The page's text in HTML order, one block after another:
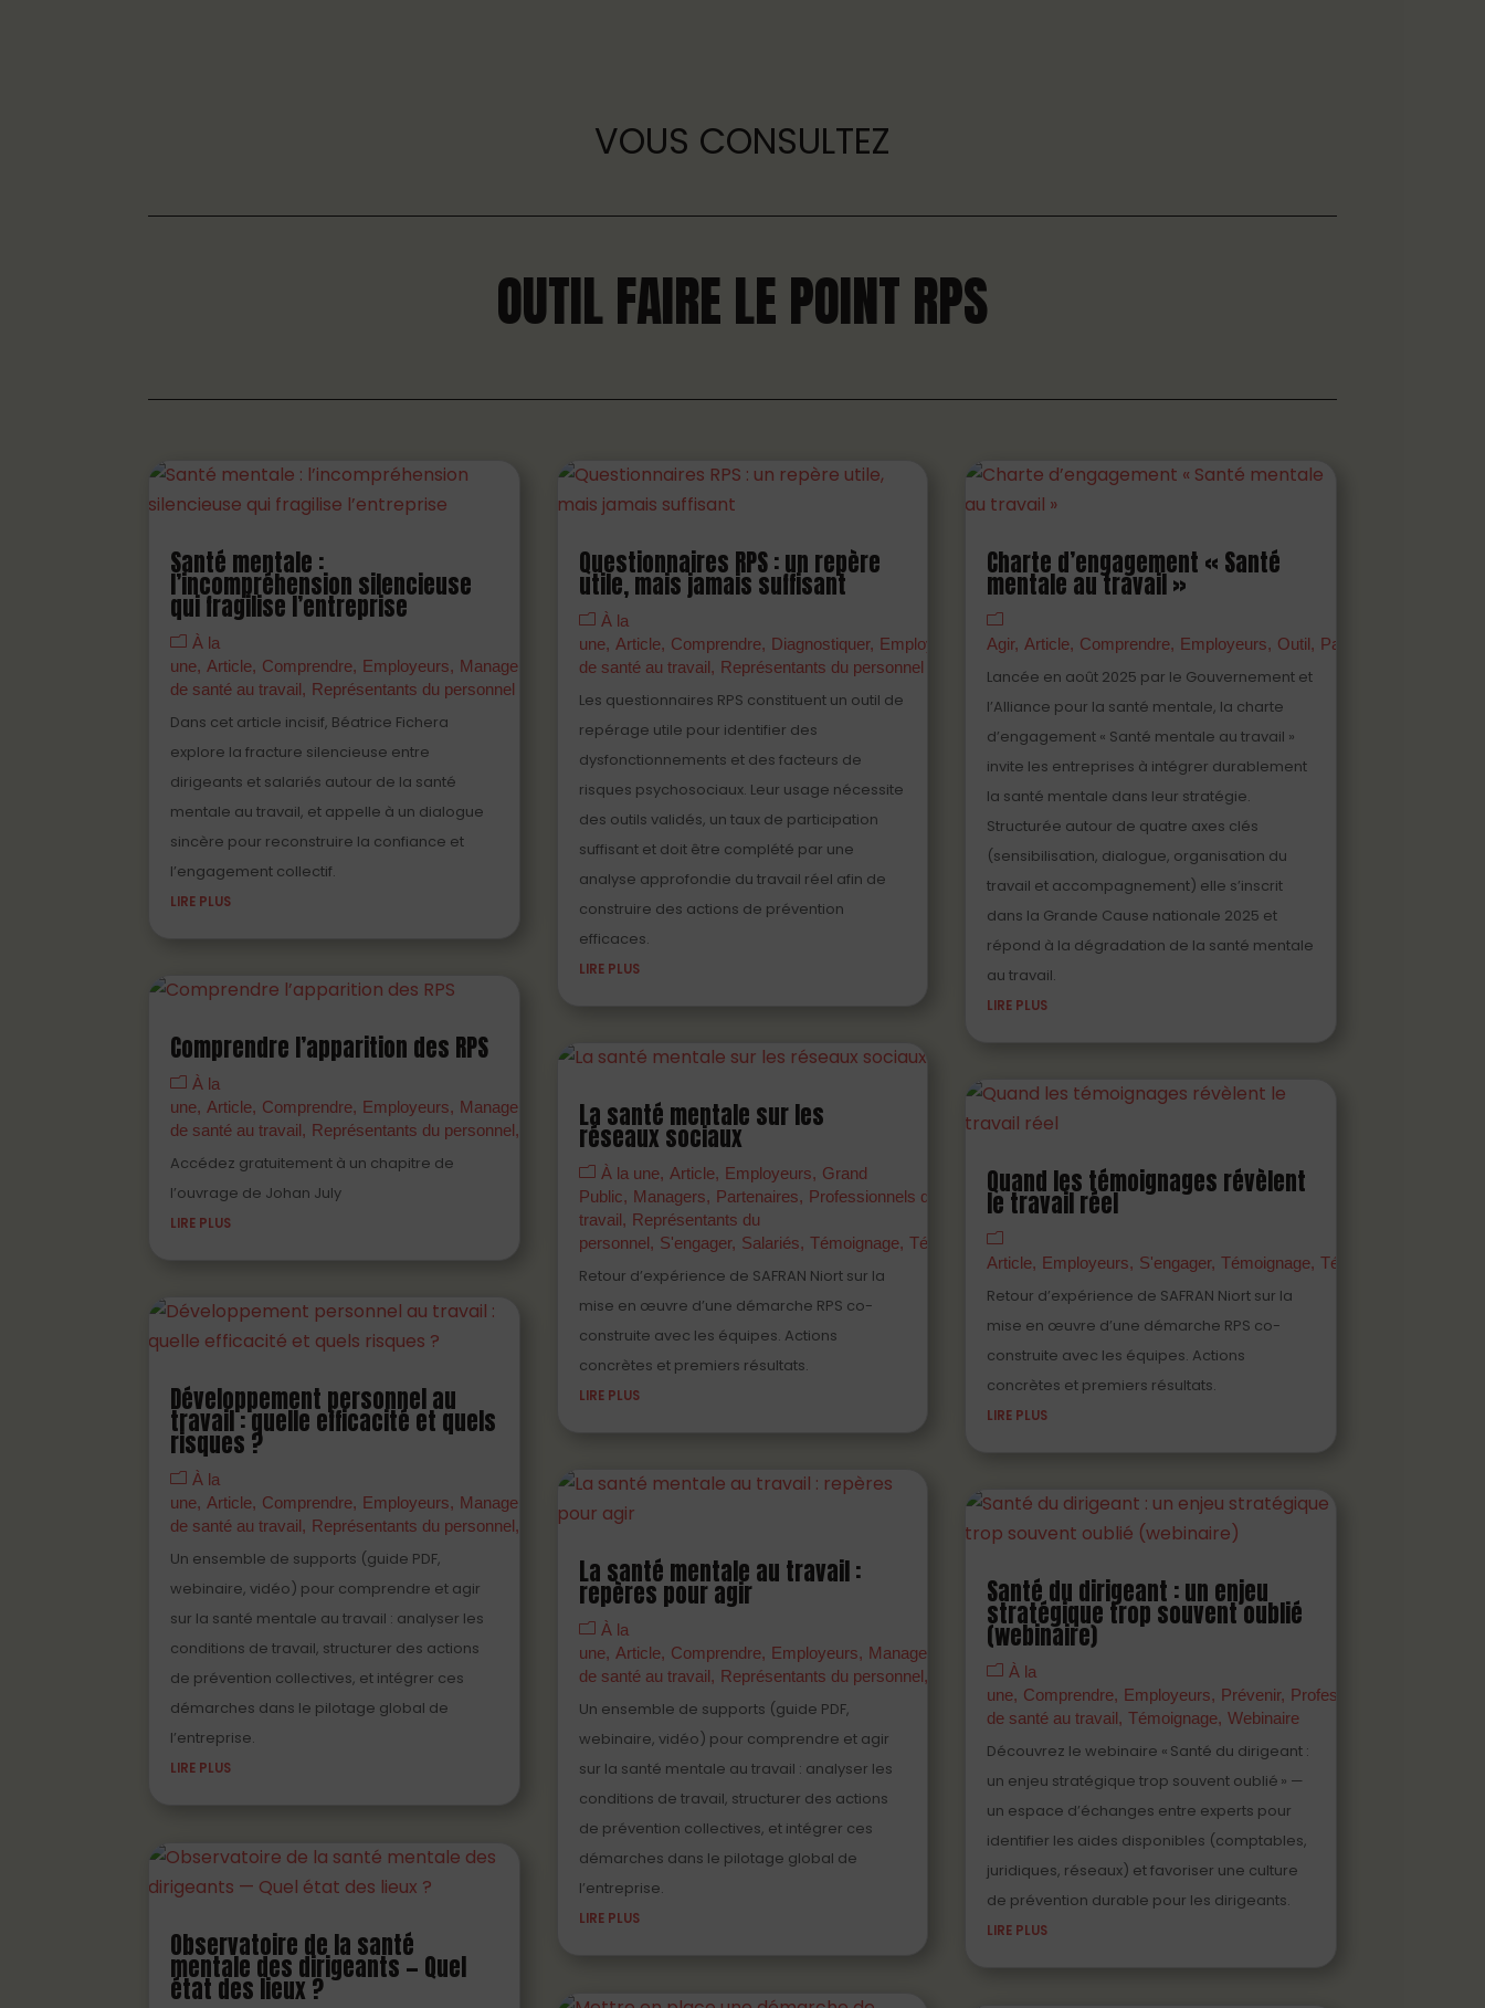
VOUS CONSULTEZ
OUTIL FAIRE LE POINT RPS
Santé mentale :
l’incompréhension silencieuse
qui fragilise l’entreprise
À la
une Article Comprendre Employeurs Managers Partenaires Prévenir
Professionnels
de santé au travail
Représentants du personnel
Dans cet article incisif, Béatrice Fichera
explore la fracture silencieuse entre
dirigeants et salariés autour de la santé
mentale au travail, et appelle à un dialogue
sincère pour reconstruire la confiance et
l’engagement collectif.
LIRE PLUS
Comprendre l’apparition des RPS
À la
une Article Comprendre Employeurs Managers Partenaires PDF Prévenir Professionnels
de santé au travail
Représentants du personnel Témoignage Webinaire
Accédez gratuitement à un chapitre de
l’ouvrage de Johan July
LIRE PLUS
Développement personnel au
travail : quelle efficacité et quels
risques ?
À la
une Article Comprendre Employeurs Managers Partenaires
de santé au travail
Représentants du personnel Salariés
Un ensemble de supports (guide PDF,
webinaire, vidéo) pour comprendre et agir
sur la santé mentale au travail : analyser les
conditions de travail, structurer des actions
de prévention collectives, et intégrer ces
démarches dans le pilotage global de
l’entreprise.
LIRE PLUS
Observatoire de la santé
mentale des dirigeants — Quel
état des lieux ?
Questionnaires RPS : un repère
utile, mais jamais suffisant
À la
une
Article Comprendre Diagnostiquer Employeurs Managers Partenaires Prévenir Professionnels
de santé au travail
Représentants du personnel
Les questionnaires RPS constituent un outil de
repérage utile pour identifier des
dysfonctionnements et des facteurs de
risques psychosociaux. Leur usage nécessite
des outils validés, un taux de participation
suffisant et doit être complété par une
analyse approfondie du travail réel afin de
construire des actions de prévention
efficaces.
LIRE PLUS
La santé mentale sur les
réseaux sociaux
À la une Article Employeurs
Grand
Public
Managers Partenaires
Professionnels de santé au
travail
Représentants du
personnel
S'engager Salariés Témoignage Témoigner Vidéo
Retour d’expérience de SAFRAN Niort sur la
mise en œuvre d’une démarche RPS co-
construite avec les équipes. Actions
concrètes et premiers résultats.
LIRE PLUS
La santé mentale au travail :
repères pour agir
À la
une
Article Comprendre Employeurs Managers Partenaires Prévenir
de santé au travail
Représentants du personnel Témoignage Webinaire
Un ensemble de supports (guide PDF,
webinaire, vidéo) pour comprendre et agir
sur la santé mentale au travail : analyser les
conditions de travail, structurer des actions
de prévention collectives, et intégrer ces
démarches dans le pilotage global de
l’entreprise.
LIRE PLUS
Charte d’engagement « Santé
mentale au travail »
Agir Article Comprendre Employeurs Outil Partenaires
Lancée en août 2025 par le Gouvernement et
l’Alliance pour la santé mentale, la charte
d’engagement « Santé mentale au travail »
invite les entreprises à intégrer durablement
la santé mentale dans leur stratégie.
Structurée autour de quatre axes clés
(sensibilisation, dialogue, organisation du
travail et accompagnement) elle s’inscrit
dans la Grande Cause nationale 2025 et
répond à la dégradation de la santé mentale
au travail.
LIRE PLUS
Quand les témoignages révèlent
le travail réel
Article Employeurs S'engager Témoignage Témoigner
Retour d’expérience de SAFRAN Niort sur la
mise en œuvre d’une démarche RPS co-
construite avec les équipes. Actions
concrètes et premiers résultats.
LIRE PLUS
Santé du dirigeant : un enjeu
stratégique trop souvent oublié
(webinaire)
À la
une
Comprendre Employeurs Prévenir
Professionnels
de santé au travail Témoignage Webinaire
Découvrez le webinaire « Santé du dirigeant :
un enjeu stratégique trop souvent oublié » —
un espace d’échanges entre experts pour
identifier les aides disponibles (comptables,
juridiques, réseaux) et favoriser une culture
de prévention durable pour les dirigeants.
LIRE PLUS